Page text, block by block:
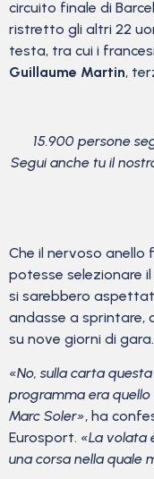
circuito finale di
ristretto gli altri 22
testa, tra cui i francesi
Guillaume Martin,
15.900 persone
Segui anche tu il
Che il nervoso
potesse selezionare
si sarebbero
andasse a sprintare,
su nove giorni di gara.
«No, sulla carta
programma era
Marc Soler», ha
Eurosport. «La volata
una corsa nella quale